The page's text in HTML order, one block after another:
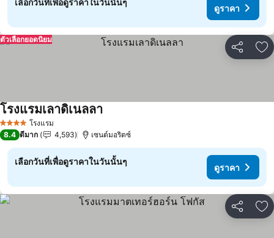
เลือกวันที่เพื่อดูราคาในวันนั้นๆ
ดูราคา
แชร์ เ
ตัวเลือกยอดนิยม
4 ดาว โรงแรม
โรงแรมเลาดิเนลลาดูราคา
8.4 ดีมาก 4,593 เซนต์มอริตซ์
เลือกวันที่เพื่อดูราคาในวันนั้นๆ
ดูราคา
แชร์ เ